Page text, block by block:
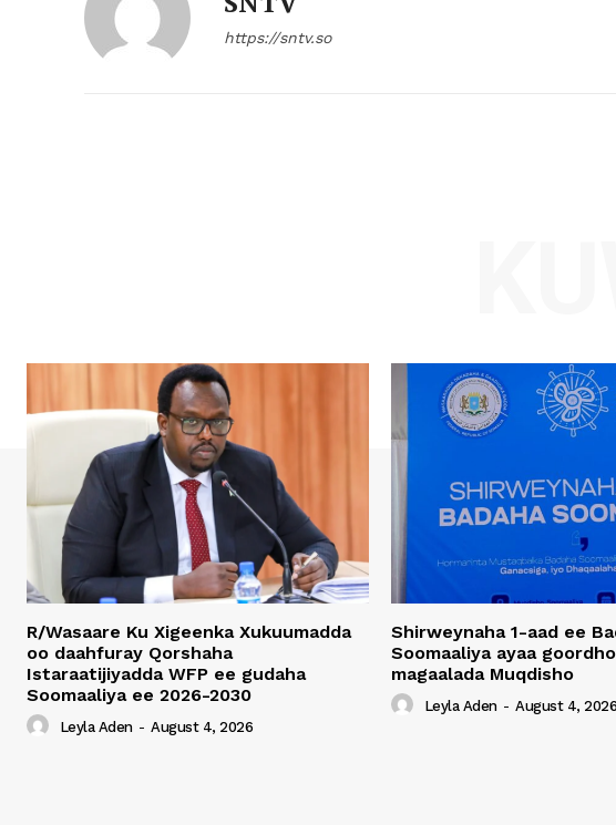
https://sntv.so
R/Wasaare Ku Xigeenka Xukuumadda
oo daahfuray Qorshaha
Istaraatijiyadda WFP ee gudaha
Soomaaliya ee 2026-2030
Leyla Aden - August 4, 2026
Shirweynaha 1-aad ee
Soomaaliya ayaa
magaalada Muqdisho
Leyla Aden - August 4, 2026